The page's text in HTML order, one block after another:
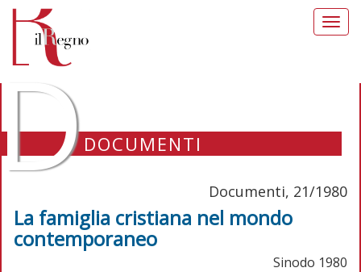
DOCUMENTI
Documenti, 21/1980
La famiglia cristiana nel mondo
contemporaneo
Sinodo 1980